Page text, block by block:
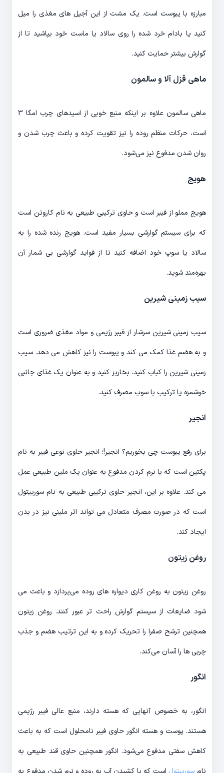
مبارزه با یبوست است. یک مشت از این آجیل های مغذی را میل
کنید یا بادام خرد شده را روی سالاد یا ماست خود بپاشید تا از
گوارش بیشتر حمایت کنید.
ماهی قزل آلا و سالمون
ماهی سالمون علاوه بر اینکه منبع خوبی از اسیدهای چرب امگا 3
است، حرکات منظم روده را نیز تقویت کرده و باعث چرب شدن و
روان شدن مدفوع نیز می‌شود.
هویج
هویج مملو از فیبر است و حاوی ترکیبی طبیعی به نام کاروتن است
که برای سیستم گوارشی بسیار مفید است. هویج رنده شده را به
سالاد یا سوپ خود اضافه کنید تا از فواید گوارشی بی شمار آن
بهره‌مند شوید.
سیب زمینی شیرین
سیب زمینی شیرین سرشار از فیبر رژیمی و مواد مغذی ضروری است
و به هضم غذا کمک می کند و یبوست را نیز کاهش می دهد. سیب
زمینی شیرین را کباب کنید، بخارپز کنید و به عنوان یک غذای جانبی
خوشمزه یا ترکیب با سوپ مصرف کنید.
انجیر
برای رفع یبوست چی بخوریم؟ انجیر!؛ انجیر حاوی نوعی فیبر به نام
پکتین است که با نرم کردن مدفوع به عنوان یک ملین طبیعی عمل
می کند. علاوه بر این، انجیر حاوی ترکیبی طبیعی به نام سوربیتول
است که در صورت مصرف متعادل می تواند اثر ملینی نیز در بدن
ایجاد کند.
روغن زیتون
روغن زیتون به روغن کاری دیواره های روده می‌پردازد و باعث می
شود ضایعات از سیستم گوارش راحت تر عبور کنند. روغن زیتون
همچنین ترشح صفرا را تحریک کرده و به این ترتیب هضم و جذب
چربی ها را آسان می‌کند.
انگور
انگور، به خصوص آنهایی که هسته دارند، منبع عالی فیبر رژیمی
هستند. پوست و هسته انگور حاوی فیبر نامحلول است که به باعث
کاهش سفتی مدفوع می‌شود. انگور همچنین حاوی قند طبیعی به